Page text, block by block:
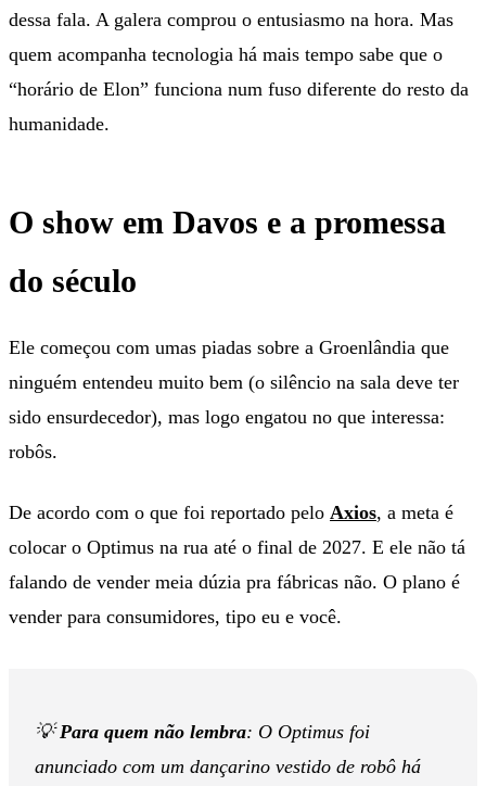
dessa fala. A galera comprou o entusiasmo na hora. Mas
quem acompanha tecnologia há mais tempo sabe que o
“horário de Elon” funciona num fuso diferente do resto da
humanidade.
O show em Davos e a promessa
do século
Ele começou com umas piadas sobre a Groenlândia que
ninguém entendeu muito bem (o silêncio na sala deve ter
sido ensurdecedor), mas logo engatou no que interessa:
robôs.
De acordo com o que foi reportado pelo Axios, a meta é
colocar o Optimus na rua até o final de 2027. E ele não tá
falando de vender meia dúzia pra fábricas não. O plano é
vender para consumidores, tipo eu e você.
💡Para quem não lembra: O Optimus foi
anunciado com um dançarino vestido de robô há